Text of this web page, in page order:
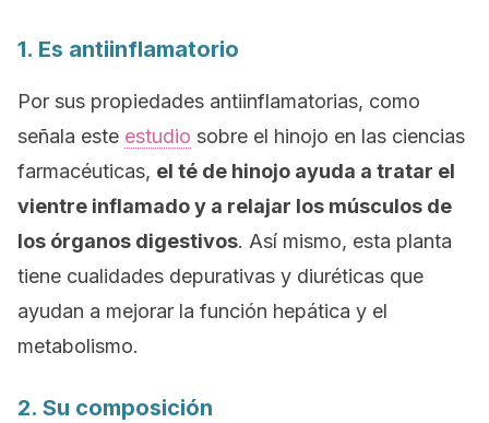
1. Es antiinflamatorio
Por sus propiedades antiinflamatorias, como
señala este estudio sobre el hinojo en las ciencias
farmacéuticas, el té de hinojo ayuda a tratar el
vientre inflamado y a relajar los músculos de
los órganos digestivos. Así mismo, esta planta
tiene cualidades depurativas y diuréticas que
ayudan a mejorar la función hepática y el
metabolismo.
2. Su composición